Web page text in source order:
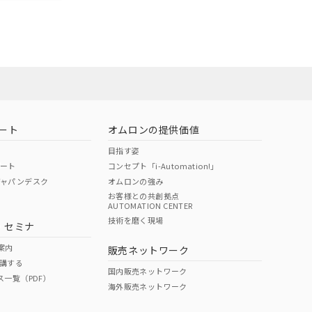
O O
ト
ト
パンデスク
セミナ
内
する
覧（PDF）
オムロンの提供価値
目指す姿
コンセプト「i-Automation!」
オムロンの強み
お客様との共創拠点
AUTOMATION CENTER
技術を磨く現場
販売ネットワーク
国内販売ネットワーク
海外販売ネットワーク